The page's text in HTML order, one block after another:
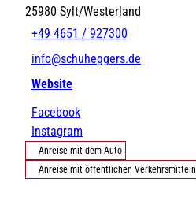
25980 Sylt/Westerland
+49 4651 / 927300
info@schuheggers.de
Website
Facebook
Instagram
Anreise mit dem Auto
Anreise mit öffentlichen Verkehrsmitteln